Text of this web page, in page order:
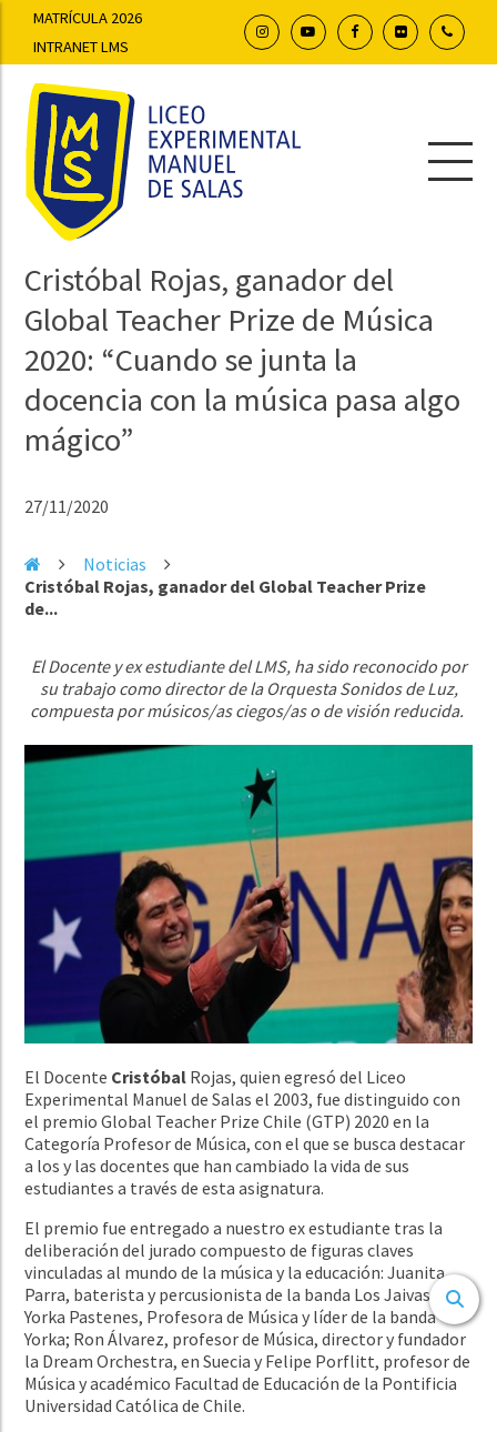
MATRÍCULA 2026
INTRANET LMS
Cristóbal Rojas, ganador del
Global Teacher Prize de Música
2020: “Cuando se junta la
docencia con la música pasa algo
mágico”
27/11/2020
Noticias
Cristóbal Rojas, ganador del Global Teacher Prize
de...
El Docente y ex estudiante del LMS, ha sido reconocido por
su trabajo como director de la Orquesta Sonidos de Luz,
compuesta por músicos/as ciegos/as o de visión reducida.
El Docente Cristóbal Rojas, quien egresó del Liceo
Experimental Manuel de Salas el 2003, fue distinguido con
el premio Global Teacher Prize Chile (GTP) 2020 en la
Categoría Profesor de Música, con el que se busca destacar
a los y lasdocentes que han cambiado la vida de sus
estudiantes a través de esta asignatura.
El premio fue entregado a nuestro ex estudiante tras la
deliberación del jurado compuesto de figuras claves
vinculadas al mundo de la música y la educación: Juanita
Parra, baterista y percusionista de la banda Los Jaivas;
Yorka Pastenes, Profesora de Música y líder de la banda
Yorka; Ron Álvarez, profesor de Música, director y fundador
la Dream Orchestra, en Suecia y Felipe Porflitt, profesor de
Música y académico Facultad de Educación de la Pontificia
Universidad Católica de Chile.